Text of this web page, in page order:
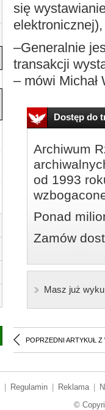
się
–Generalnie
transakcji
– mówi
Dostęp do
Archiwum
od 1993
Ponad
Zamów
Masz już
POPRZEDNI ARTYKUŁ Z
Regulamin Reklama
©